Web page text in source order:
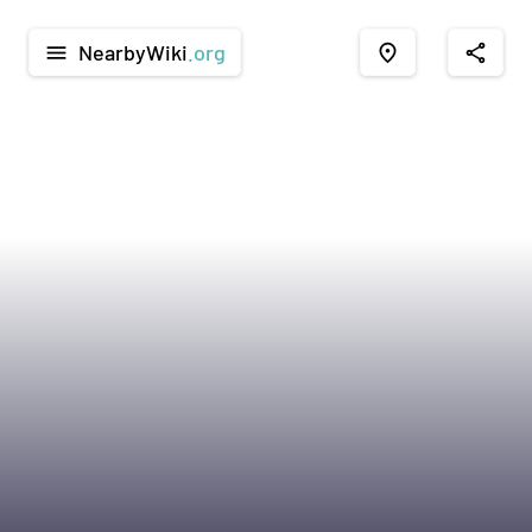
menu NearbyWiki .org place share